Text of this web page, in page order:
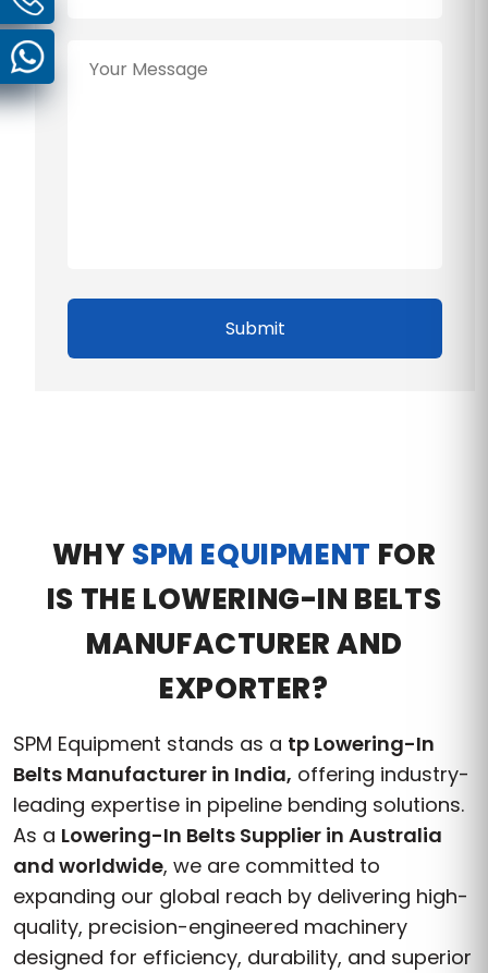
Submit
WHYSPM EQUIPMENT FOR
IS THE LOWERING-IN BELTS
MANUFACTURER AND
EXPORTER?
SPM Equipment stands as a tp Lowering-In
Belts Manufacturer in India, offering industry-
leading expertise in pipeline bending solutions.
As a Lowering-In Belts Supplier in Australia
and worldwide, we are committed to
expanding our global reach by delivering high-
quality, precision-engineered machinery
designed for efficiency, durability, and superior